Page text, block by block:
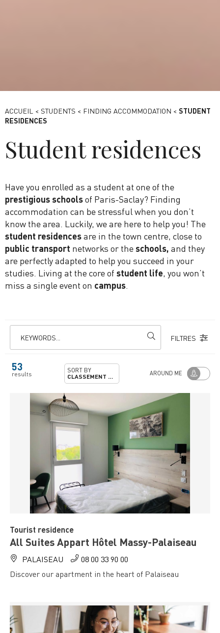
ACCUEIL < STUDENTS < FINDING ACCOMMODATION < STUDENT
RESIDENCES
Student residences
Have you enrolled as a student at one of the
prestigious schoolsof Paris-Saclay? Finding
accommodation can be stressful when you don’t
know the area. Luckily, we are here to help you! The
student residencesare in the town centre, close to
public transport networks or theschools, and they
are perfectly adapted to help you succeed in your
studies. Living at the core of student life, you won’t
miss a single event on campus.
KEYWORDS... FILTRES
53
results
SORT BY
CLASSEMENT PRÉFECTORAL
AROUND ME
Tourist residence
All Suites Appart Hôtel Massy-Palaiseau
PALAISEAU
08 00 33 90 00
Discover our apartment in the heart of Palaiseau